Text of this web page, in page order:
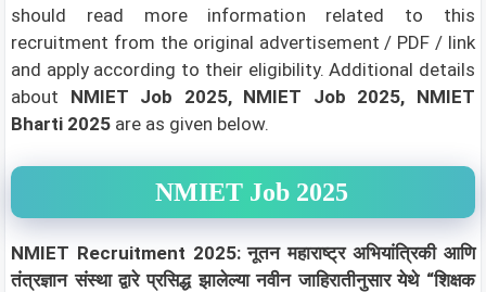
should read more information related to this
recruitment from the original advertisement / PDF / link
and apply according to their eligibility.Additional details
about NMIET Job 2025, NMIET Job 2025, NMIET
Bharti 2025 are as given below.
NMIET Job 2025
NMIET Recruitment 2025: नूतन महाराष्ट्र अभियांत्रिकी आणि
तंत्रज्ञान संस्था द्वारे प्रसिद्ध झालेल्या नवीन जाहिरातीनुसार येथे “शिक्षक